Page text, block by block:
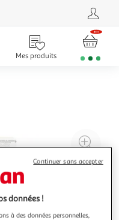
Mes produits
données !
à des données personnelles,
Continuer sans accepter